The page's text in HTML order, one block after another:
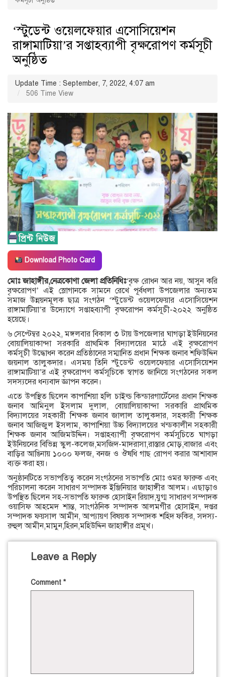
‘স্টুডেন্ট ওয়েলফেয়ার এসোসিয়েশন
রাঙ্গামাটিয়া’র সপ্তাহব্যাপী বৃক্ষরোপণ কর্মসূচী
অনুষ্ঠিত
Update Time : September, 7, 2022, 4:07 am
506 Time View
Download Photo Card
মোঃ জাহাঙ্গীর,নেত্রকোণা জেলা প্রতিনিধিঃ‘বৃক্ষ রোধন আর নয়, আসুন করি
বৃক্ষরোপণ’ এই স্লোগানকে সামনে রেখে পূর্বধলা উপজেলার অন্যতম
সমাজ উন্নয়নমূলক ছাত্র সংগঠন ‘স্টুডেন্ট ওয়েলফেয়ার এসোসিয়েশন
রাঙ্গামাটিয়া’র উদ্যোগে সপ্তাহব্যাপী বৃক্ষরোপন কর্মসূচী-২০২২ অনুষ্ঠিত
হয়েছে।
৬ সেপ্টেম্বর ২০২২, মঙ্গলবার বিকাল ৩ টায় উপজেলার ঘাগড়া ইউনিয়নের
বোয়ালিয়াকান্দা সরকারি প্রাথমিক বিদ্যালয়ের মাঠে এই বৃক্ষরোপণ
কর্মসূচী উদ্ধোধন করেন প্রতিষ্ঠানের সম্মানিত প্রধান শিক্ষক জনাব শফিউদ্দিন
জয়নাল তালুকদার। এসময় তিনি স্টুডেন্ট ওয়েলফেয়ার এসোসিয়েশন
রাঙ্গামাটিয়া’র এই বৃক্ষরোপণ কর্মসূচিকে স্বাগত জানিয়ে সংগঠনের সকল
সদস্যদের ধন্যবাদ জ্ঞাপন করেন।
এতে উপস্থিত ছিলেন কাপাশিয়া হলি চাইল্ড কিন্ডারগার্টেনের প্রধান শিক্ষক
জনাব আমিনুল ইসলাম দুলাল, বোয়ালিয়াকান্দা সরকারি প্রাথমিক
বিদ্যালয়ের সহকারী শিক্ষক জনাব জালাল তালুকদার, সহকারী শিক্ষক
জনাব আজিজুল ইসলাম, কাপাশিয়া উচ্চ বিদ্যালয়ের খন্ডকালীন সহকারী
শিক্ষক জনাব আজিমউদ্দিন। সপ্তাহব্যাপী বৃক্ষরোপণ কর্মসূচিতে ঘাগড়া
ইউনিয়নের বিভিন্ন স্কুল-কলেজ,মসজিদ-মাদরাসা,রাস্তার মোড়,বাজার এবং
বাড়ির আঙিনায় ১০০০ ফলজ, বনজ ও ঔষধি গাছ রোপণ করার আশাবাদ
ব্যক্ত করা হয়।
অনুষ্ঠানটিতে সভাপতিত্ব করেন সংগঠনের সভাপতি মোঃ ওমর ফারুক এবং
পরিচালনা করেন সাধারণ সম্পাদক ইঞ্জিনিয়ার জাহাঙ্গীর আলম। এছাড়াও
উপস্থিত ছিলেন সহ-সভাপতি ফারুক হোসাইন রিয়াদ,যুগ্ম সাধারণ সম্পাদক
ওয়াসিফ আহমেদ শান্ত, সাংগঠনিক সম্পাদক আলমগীর হোসাইন, দপ্তর
সম্পাদক ফয়সাল আমীন, আপ্যায়ণ বিষয়ক সম্পাদক শহিদ ফকির, সদস্য-
রুহুল আমীন,মামুন,হিরন,মহিউদ্দিন জাহাঙ্গীর প্রমূখ।
Leave a Reply
Comment *